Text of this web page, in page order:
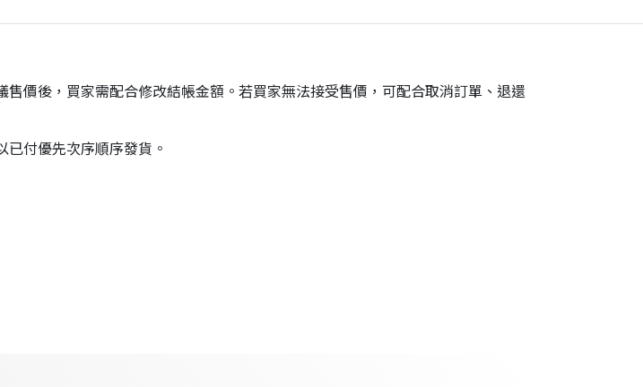
價後，買家需配合修改結帳金額。若買家無法接受售價，可配合取消訂單、退還
付優先次序順序發貨。